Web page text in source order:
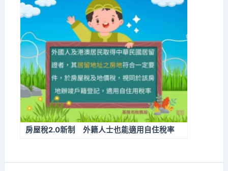
房屋稅2.0新制 外籍人士也能適用自住稅率